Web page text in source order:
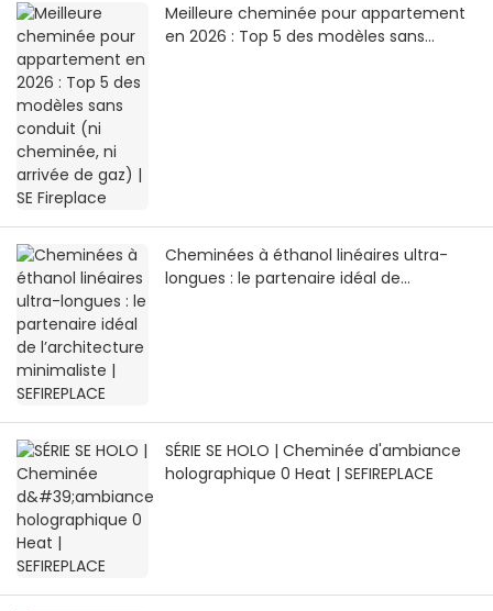
Meilleure cheminée pour appartement
en 2026 : Top 5 des modèles sans
Cheminées à éthanol linéaires ultra-
longues : le partenaire idéal de
SÉRIE SE HOLO | Cheminée d'ambiance
holographique 0 Heat | SEFIREPLACE